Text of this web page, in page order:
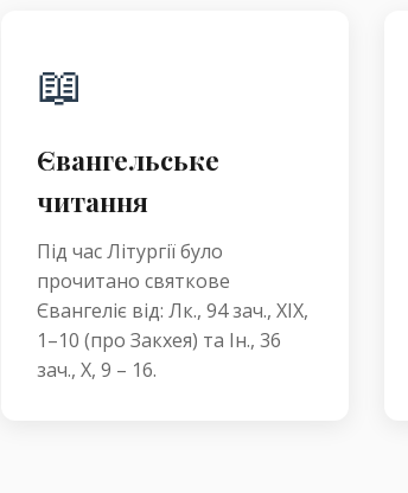
📖
Євангельське
читання
Під час Літургії було
прочитано святкове
Євангеліє від: Лк., 94 зач., XIX,
1–10 (про Закхея) та Ін., 36
зач., X, 9 – 16.